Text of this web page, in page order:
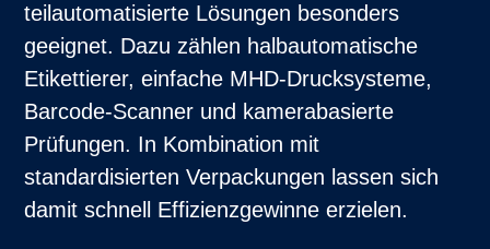
teilautomatisierte Lösungen besonders
geeignet. Dazu zählen halbautomatische
Etikettierer, einfache MHD-Drucksysteme,
Barcode-Scanner und kamerabasierte
Prüfungen. In Kombination mit
standardisierten Verpackungen lassen sich
damit schnell Effizienzgewinne erzielen.